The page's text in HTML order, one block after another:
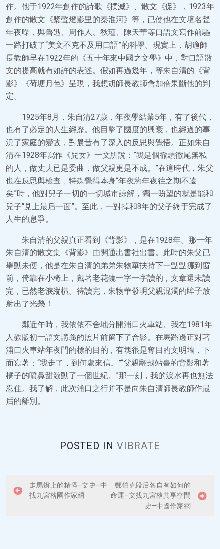
作。他于1922年創作的詩歌《撲滅》、散文《促》，1923年
創作的散文《槳聲燈影里的秦淮河》等，已使他在文壇名聲
年夜噪，與魯迅、周作人、秋瑾、陳天華等口語文寫作前驅
一路打破了“美文不克不及用口語”的科學。現實上，胡適師
長教師早在1922年的《五十年來中國之文學》中，對口語散
文的提高就有如許的表述。假如再過幾年，等朱自清的《背
影》《荷塘月色》呈現，我想胡師長教師會加倍果斷他的判
定。
1925年8月，朱自清27歲，年夜學結業5年，有了後代，
也有了必定的人生經歷。他目擊了國度的興衰，也經過的事
況了家庭的變故，對曩昔有了深入的反思與覺悟。正如朱自
清在1928年寫作《兒女》一文所說：“我是個徹頭徹尾無私
的人，做丈夫已是委曲，做父親更是不成。”在這時代，朱父
也在反思與檢查，特殊覺得本身“年夜約年夜往之期不遠
矣”時，他對兒子一切的一切城市諒解，獨一盼望的就是能和
兒子“見上最后一面”。至此，一對掉和8年的父子終于完成了
人生的息爭。
朱自清的父親真正看到《背影》，是在1928年。那一年
朱自清的散文集《背影》由開通出書社出書。此時的朱父已
舉動未便，他是在朱自清的弟弟朱物華扶持下一點點挪到窗
前，倚靠在小椅上，戴著老花鏡一字一字讀的，文章還未讀
完，已然老淚縱橫。待讀完，朱物華發明父親混濁的眸子放
射出了光榮！
鄰近午時，我依依不舍地分開浦口火車站。我在1981年
人教版初一語文講義的照片前留下了合影。在馬路邊正對著
浦口火車站年夜門的標的目的，有塊很是奪目的文明墻，下
面寫著：“我走了，到何處來信。”“父親翻越站臺的背影和著
橘子的噴鼻甜激動了一個世紀。”那一刻，我的淚水再也無法
忍住。我了解，此次浦口之行并不是向朱自清師長教師作最
后的離別。
POSTED IN VIBRATE
P
走馬燈上的精怪–文史–中
找九宮格國作家網
鄭伯克段后各自有如何的
命運–文找九宮格共享空間
史–中國作家網